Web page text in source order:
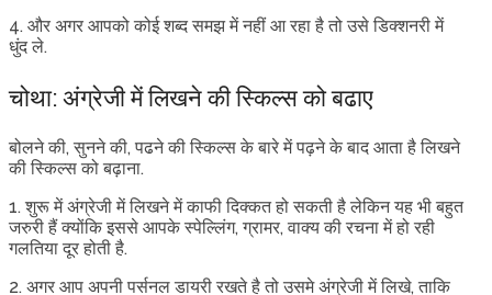
4. और अगर आपको कोई शब्द समझ में नहीं आ रहा है तो उसे डिक्शनरी में
धुंद ले.
चोथा: अंग्रेजी में लिखने की स्किल्स को बढाए
बोलने की, सुनने की, पढने की स्किल्स के बारे में पढ़ने के बाद आता है लिखने
की स्किल्स को बढ़ाना.
1. शुरू में अंग्रेजी में लिखने में काफी दिक्कत हो सकती है लेकिन यह भी बहुत
जरुरी हैं क्योंकि इससे आपके स्पेल्लिंग, ग्रामर, वाक्य की रचना में हो रही
गलतिया दूर होती है.
2. अगर आप अपनी पर्सनल डायरी रखते है तो उसमे अंग्रेजी में लिखे, ताकि